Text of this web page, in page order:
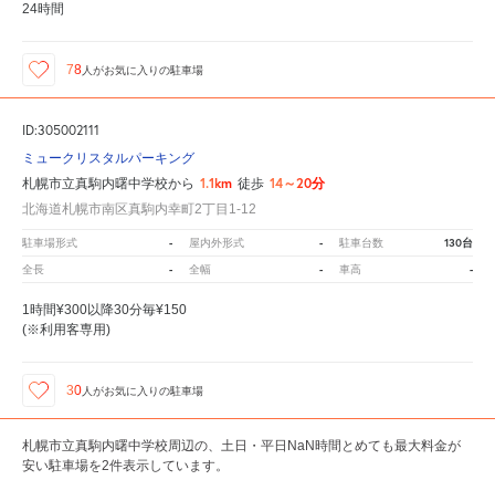
24時間
78人がお気に入りの駐車場
ID:305002111
ミュークリスタルパーキング
札幌市立真駒内曙中学校から 1.1km 徒歩 14～20分
北海道札幌市南区真駒内幸町2丁目1-12
駐車場形式 - 屋内外形式 - 駐車台数 130台
全長 - 全幅 - 車高 -
1時間¥300以降30分毎¥150
(※利用客専用)
30人がお気に入りの駐車場
札幌市立真駒内曙中学校周辺の、土日・平日NaN時間とめても最大料金が
安い駐車場を2件表示しています。